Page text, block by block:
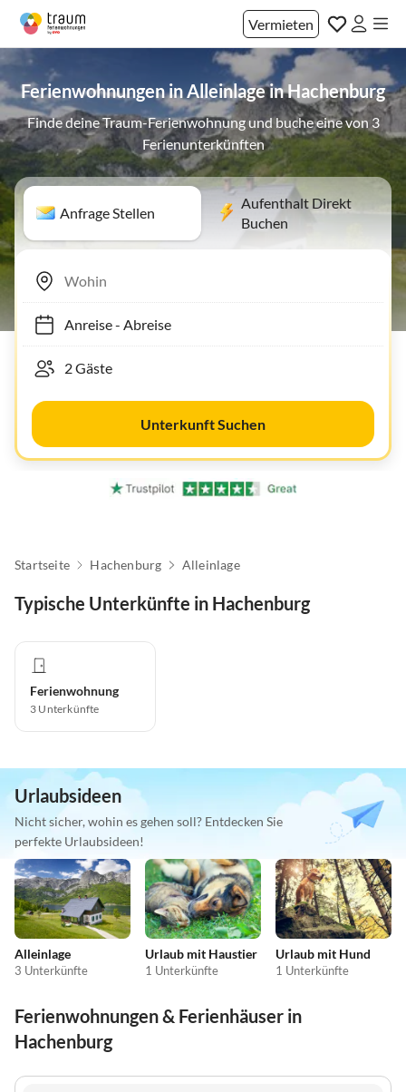
Vermieten
Ferienwohnungen in Alleinlage in Hachenburg
Finde deine Traum-Ferienwohnung und buche eine von 3
Ferienunterkünften
Anfrage Stellen
Aufenthalt Direkt
Buchen
Anreise- Abreise
Unterkunft Suchen
Startseite Hachenburg Alleinlage
Typische Unterkünfte in Hachenburg
Ferienwohnung
3 Unterkünfte
Urlaubsideen
Nicht sicher, wohin es gehen soll? Entdecken Sie
perfekte Urlaubsideen!
Alleinlage
3 Unterkünfte
Urlaub mit Haustier
1 Unterkünfte
Urlaub mit Hund
1 Unterkünfte
Ferienwohnungen & Ferienhäuser in
Hachenburg